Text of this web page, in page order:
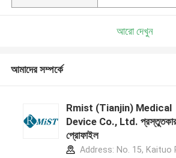
আরো দেখুন
আমাদের সম্পর্কে
Rmist (Tianjin) Medical
Device Co., Ltd.
প্রোফাইল
Address: No. 15, Kaituo